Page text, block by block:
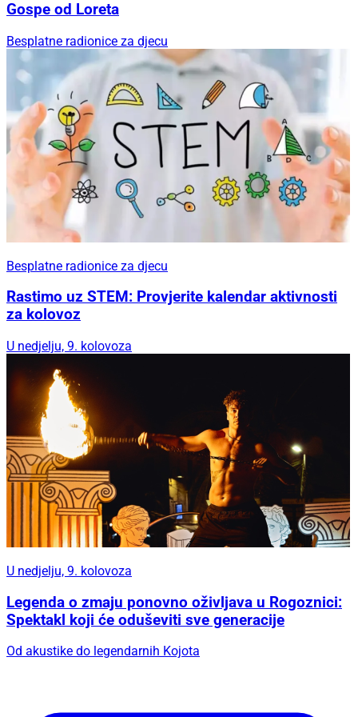
Gospe od Loreta
Besplatne radionice za djecu
Besplatne radionice za djecu
Rastimo uz STEM: Provjerite kalendar aktivnosti
za kolovoz
U nedjelju, 9. kolovoza
U nedjelju, 9. kolovoza
Legenda o zmaju ponovno oživljava u Rogoznici:
Spektakl koji će oduševiti sve generacije
Od akustike do legendarnih Kojota